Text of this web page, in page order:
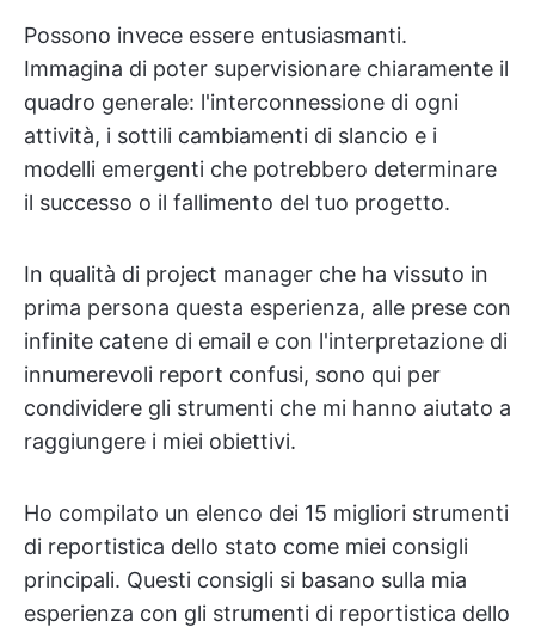
Possono invece essere entusiasmanti.
Immagina di poter supervisionare chiaramente il
quadro generale: l'interconnessione di ogni
attività, i sottili cambiamenti di slancio e i
modelli emergenti che potrebbero determinare
il successo o il fallimento del tuo progetto.
In qualità di project manager che ha vissuto in
prima persona questa esperienza, alle prese con
infinite catene di email e con l'interpretazione di
innumerevoli report confusi, sono qui per
condividere gli strumenti che mi hanno aiutato a
raggiungere i miei obiettivi.
Ho compilato un elenco dei 15 migliori strumenti
di reportistica dello stato come miei consigli
principali. Questi consigli si basano sulla mia
esperienza con gli strumenti di reportistica dello